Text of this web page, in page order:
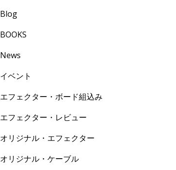
Blog
BOOKS
News
イベント
エフェクター・ボード組込み
エフェクター・レビュー
オリジナル・エフェクター
オリジナル・ケーブル